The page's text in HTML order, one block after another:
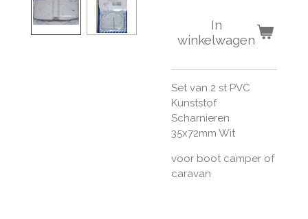
In
winkelwagen
Set van 2 st PVC
Kunststof
Scharnieren
35x72mm Wit
voor boot camper of
caravan